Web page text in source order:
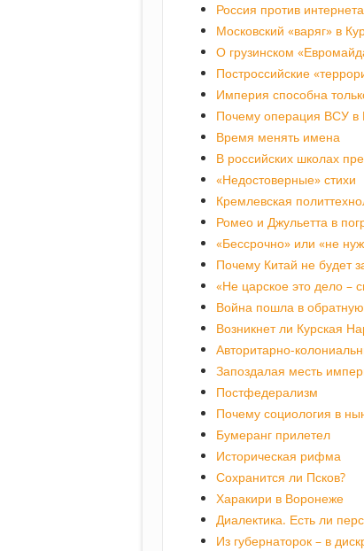
Россия против интернета
Московский «варяг» в
О грузинском
Построссийские
Империя способна
Почему операция ВСУ в
Время менять имена
В российских школах
«Недостоверные» стихи
Кремлевская
Ромео и Джульетта в
«Бессрочно» или «не
Почему Китай не будет
«Не царское это дело –
Война пошла в обратную
Возникнет ли Курская
Авторитарно-
Запоздалая месть
Постфедерализм
Почему социология в
Бумеранг прилетел
Историческая рифма
Сохранится ли Псков?
Харакири в Воронеже
Диалектика. Есть ли
Из губернаторок – в